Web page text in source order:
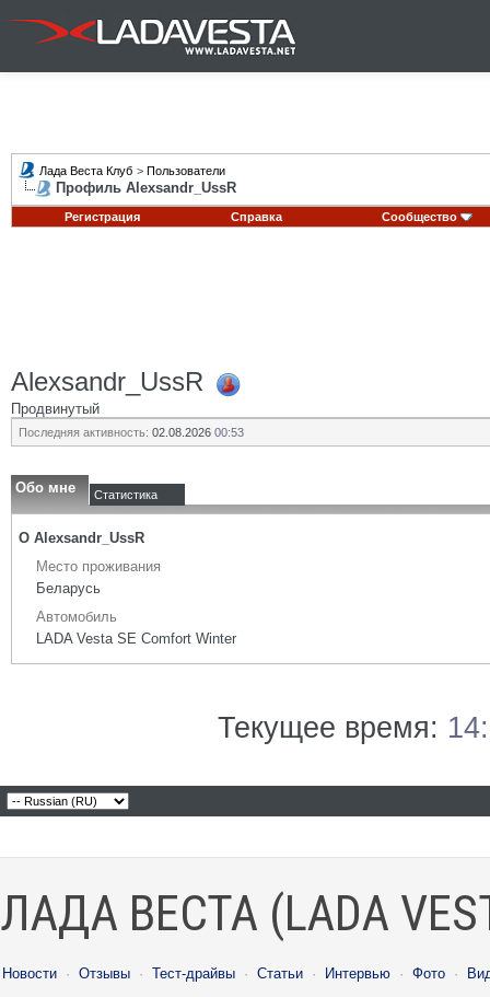
Лада Веста Клуб > Пользователи
Профиль Alexsandr_UssR
Регистрация Справка Сообщество
Alexsandr_UssR
Продвинутый
Последняя активность: 02.08.2026 00:53
Обо мне Статистика
О Alexsandr_UssR
Место проживания
Беларусь
Автомобиль
LADA Vesta SE Comfort Winter
Текущее время:
ЛАДА ВЕСТА (LADA
Новости · Отзывы · Тест-драйвы · Статьи · Интервью · Фото ·